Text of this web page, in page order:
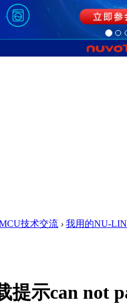
技术交流 › 我用的NU-
示can not